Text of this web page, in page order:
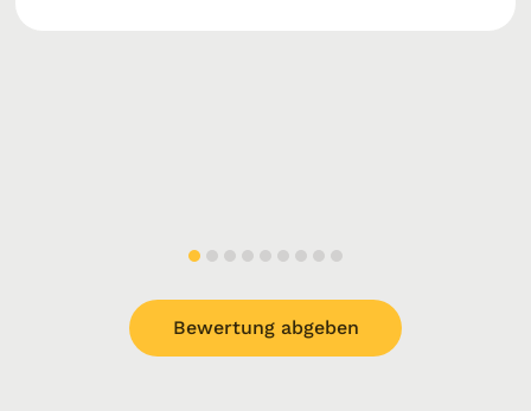
Bewertung abgeben